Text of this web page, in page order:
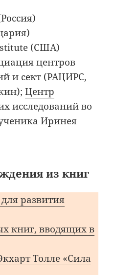
(США)
центров
и сект (РАЦИРС,
Центр
исследований во
Иринея
из книг
развития
книг, вводящих в
Толле «Сила